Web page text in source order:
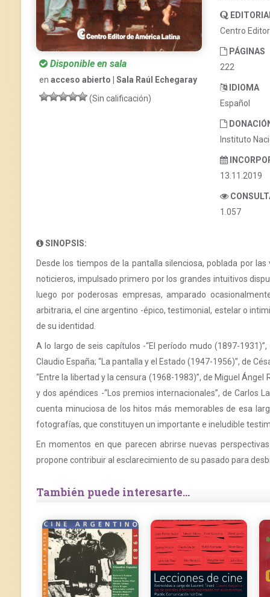
Disponible en sala
en acceso abierto | Sala Raúl Echegaray
(Sin calificación)
Centro
PÁGINAS
222
IDIOMA
Español
Instituto
13.11.2019
1.057
SINOPSIS:
Desde los tiempos de la pantalla silenciosa, poblada por
noticieros, impulsado primero por los grandes intuitivos
luego por poderosas empresas, amparado
arbitraria, el cine argentino -épico, testimonial, estelar o
de su identidad.
A lo largo de seis capítulos -“El período mudo (1897-
Claudio España; “La pantalla y el Estado (1947-1956)”, de
“Entre la libertad y la censura (1968-1983)”, de Miguel Ángel
y dos apéndices -“Los premios internacionales”, de Carlos
cuenta minuciosa de los hitos más memorables de esa
fotografías, que constituyen un importante e ineludible
En momentos en que parecen abrirse nuevas
propone contribuir al esclarecimiento de su pasado para
También puede interesarte...